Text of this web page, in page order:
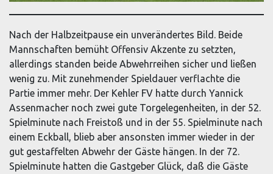
Nach der Halbzeitpause ein unverändertes Bild. Beide
Mannschaften bemüht Offensiv Akzente zu setzten,
allerdings standen beide Abwehrreihen sicher und ließen
wenig zu. Mit zunehmender Spieldauer verflachte die
Partie immer mehr. Der Kehler FV hatte durch Yannick
Assenmacher noch zwei gute Torgelegenheiten, in der 52.
Spielminute nach Freistoß und in der 55. Spielminute nach
einem Eckball, blieb aber ansonsten immer wieder in der
gut gestaffelten Abwehr der Gäste hängen. In der 72.
Spielminute hatten die Gastgeber Glück, daß die Gäste